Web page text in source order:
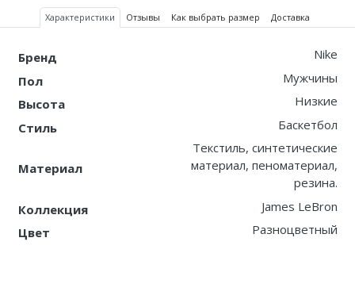
Характеристики Отзывы Как выбрать размер Доставка
Бренд
Nike
Пол
Мужчины
Высота
Низкие
Стиль
Баскетбол
Материал
Текстиль, синтетические
материал, пеноматериал,
резина.
Коллекция
James LeBron
Цвет
Разноцветный